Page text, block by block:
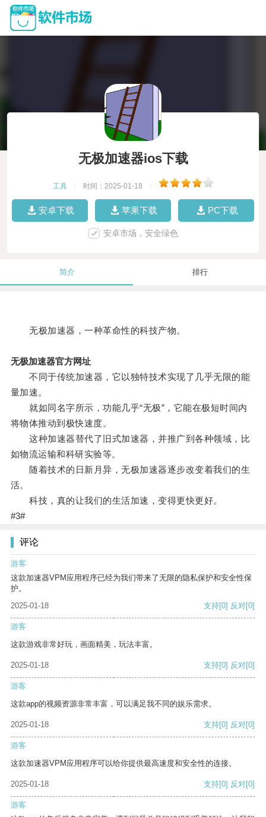
无极加速器ios下载
工具 时间：2025-01-18
安卓下载 苹果下载 PC下载
安卓市场，安全绿色
简介 排行
无极加速器，一种革命性的科技产物。
无极加速器官方网址
不同于传统加速器，它以独特技术实现了几乎无限的能
量加速。
就如同名字所示，功能几乎“无极”，它能在极短时间内
将物体推动到极快速度。
这种加速器替代了旧式加速器，并推广到各种领域，比
如物流运输和科研实验等。
随着技术的日新月异，无极加速器逐步改变着我们的生
活。
科技，真的让我们的生活加速，变得更快更好。
#3#
评论
游客
这款加速器VPM应用程序已经为我们带来了无限的隐私保护和安全性保
护。
2025-01-18
支持[0] 反对[0]
游客
这款游戏非常好玩，画面精美，玩法丰富。
2025-01-18 支持[0] 反对[0]
游客
这款app的视频资源非常丰富，可以满足我不同的娱乐需求。
2025-01-18 支持[0] 反对[0]
游客
这款加速器VPM应用程序可以给你提供最高速度和安全性的连接。
2025-01-18 支持[0] 反对[0]
游客